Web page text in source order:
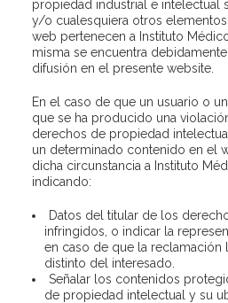
propiedad industrial e intelectual
y/o cualesquiera otros
web pertenecen a Instituto
misma se encuentra
difusión en el presente website.
En el caso de que un usuario o
que se ha producido una
derechos de propiedad
un determinado contenido en el
dicha circunstancia a Instituto
indicando:
Datos del titular de los
infringidos, o indicar la
en caso de que la reclamación
distinto del interesado.
Señalar los contenidos
de propiedad intelectual y su